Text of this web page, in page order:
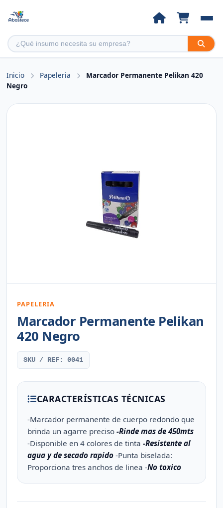
Inicio Papeleria
Marcador Permanente Pelikan 420
Negro
PAPELERIA
Marcador Permanente Pelikan
420 Negro
SKU / REF: 0041
CARACTERÍSTICAS TÉCNICAS
-Marcador permanente de cuerpo redondo que
brinda un agarre preciso-Rinde mas de 450mts
-Disponible en 4 colores de tinta-Resistente al
agua y de secado rapido-Punta biselada:
Proporciona tres anchos de linea -No toxico